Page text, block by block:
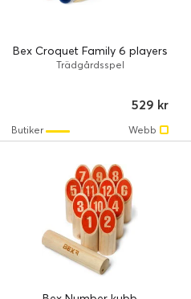
Bex Croquet Family 6 players
Trädgårdsspel
529 kr
Webb
Butiker